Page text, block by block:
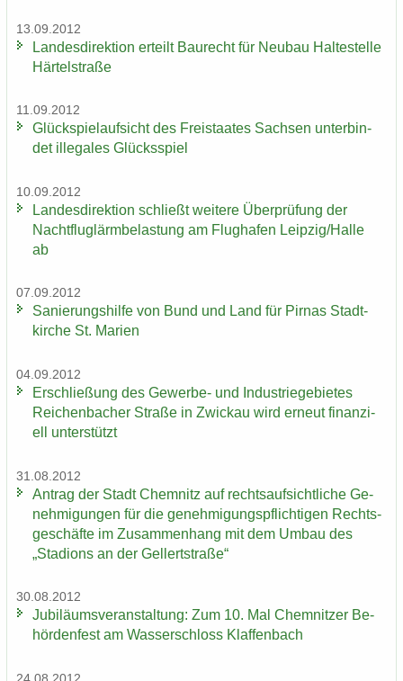
13.09.2012
Lan­des­di­rek­ti­on er­teilt Bau­recht für Neu­bau Hal­te­stel­le
Här­tel­stra­ße
11.09.2012
Glück­spiel­auf­sicht des Frei­staa­tes Sach­sen un­ter­bin­
det il­le­ga­les Glücks­spiel
10.09.2012
Lan­des­di­rek­ti­on schließt wei­te­re Über­prü­fung der
Nacht­flug­lärm­be­las­tung am Flug­ha­fen Leip­zig/Halle
ab
07.09.2012
Sa­nie­rungs­hil­fe von Bund und Land für Pirnas Stadt­
kir­che St. Ma­ri­en
04.09.2012
Er­schlie­ßung des Gewerbe-​ und In­dus­trie­ge­bie­tes
Rei­chen­ba­cher Stra­ße in Zwi­ckau wird er­neut fi­nan­zi­
ell un­ter­stützt
31.08.2012
An­trag der Stadt Chem­nitz auf rechts­auf­sicht­li­che Ge­
neh­mi­gun­gen für die ge­neh­mi­gungs­pflich­ti­gen Rechts­
ge­schäf­te im Zu­sam­men­hang mit dem Umbau des
„Sta­di­ons an der Gel­lert­stra­ße“
30.08.2012
Ju­bi­lä­ums­ver­an­stal­tung: Zum 10. Mal Chem­nit­zer Be­
hör­den­fest am Was­ser­schloss Klaf­fen­bach